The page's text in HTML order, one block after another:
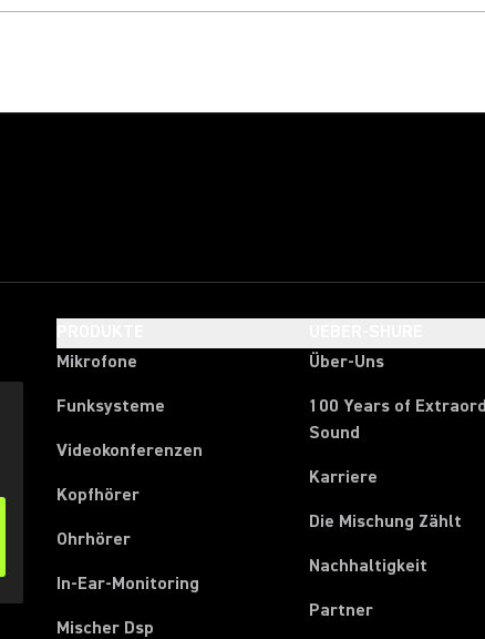
Mikrofone
Funksysteme
Videokonferenzen
Kopfhörer
Ohrhörer
In-Ear-Monitoring
Mischer Dsp
Über-Uns
100 Years of
Sound
Karriere
Die Mischung Zählt
Nachhaltigkeit
Partner